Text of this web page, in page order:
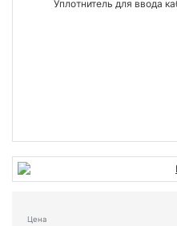
Цена